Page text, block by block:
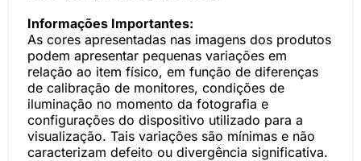
Informações Importantes:
As cores apresentadas nas imagens dos produtos
podem apresentar pequenas variações em
relação ao item físico, em função de diferenças
de calibração de monitores, condições de
iluminação no momento da fotografia e
configurações do dispositivo utilizado para a
visualização. Tais variações são mínimas e não
caracterizam defeito ou divergência significativa.